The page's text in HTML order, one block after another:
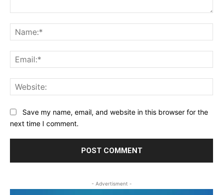
Save my name, email, and website in this browser for the
next time I comment.
- Advertisment -